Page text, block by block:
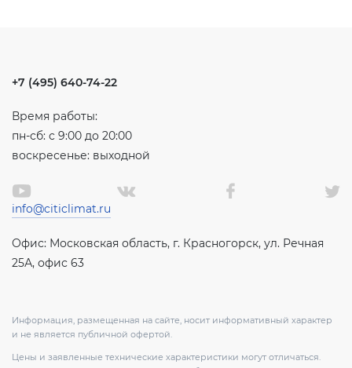
+7 (495) 640-74-22
Время работы:
пн-сб: с 9:00 до 20:00
воскресенье: выходной
info@citiclimat.ru
Офис: Московская область, г. Красногорск, ул. Речная
25А, офис 63
Информация, размещенная на сайте, носит информативный характер
и не является публичной офертой.
Цены и заявленные технические характеристики могут отличаться.